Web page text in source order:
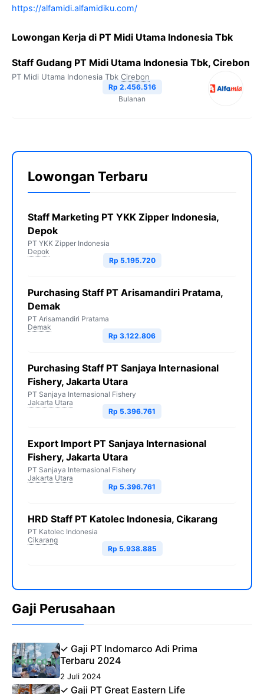
https://alfamidi.alfamidiku.com/
Lowongan Kerja di PT Midi Utama Indonesia Tbk
Staff Gudang PT Midi Utama Indonesia Tbk, Cirebon
PT Midi Utama Indonesia Tbk Cirebon
Rp 2.456.516
Bulanan
Lowongan Terbaru
Staff Marketing PT YKK Zipper Indonesia,
Depok
PT YKK Zipper Indonesia
Depok
Rp 5.195.720
Purchasing Staff PT Arisamandiri Pratama,
Demak
PT Arisamandiri Pratama
Demak
Rp 3.122.806
Purchasing Staff PT Sanjaya Internasional
Fishery, Jakarta Utara
PT Sanjaya Internasional Fishery
Jakarta Utara
Rp 5.396.761
Export Import PT Sanjaya Internasional
Fishery, Jakarta Utara
PT Sanjaya Internasional Fishery
Jakarta Utara
Rp 5.396.761
HRD Staff PT Katolec Indonesia, Cikarang
PT Katolec Indonesia
Cikarang
Rp 5.938.885
Gaji Perusahaan
✓ Gaji PT Indomarco Adi Prima
Terbaru 2024
2 Juli 2024
✓ Gaji PT Great Eastern Life